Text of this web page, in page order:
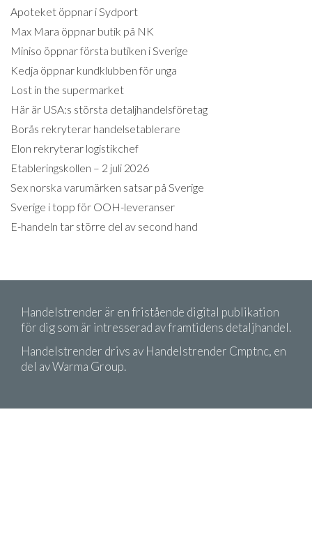
Apoteket öppnar i Sydport
Max Mara öppnar butik på NK
Miniso öppnar första butiken i Sverige
Kedja öppnar kundklubben för unga
Lost in the supermarket
Här är USA:s största detaljhandelsföretag
Borås rekryterar handelsetablerare
Elon rekryterar logistikchef
Etableringskollen – 2 juli 2026
Sex norska varumärken satsar på Sverige
Sverige i topp för OOH-leveranser
E-handeln tar större del av second hand
Handelstrender är en fristående digital publikation
för dig som är intresserad av framtidens detaljhandel.
Handelstrender drivs av Handelstrender Cmptnc, en
del av Warma Group.